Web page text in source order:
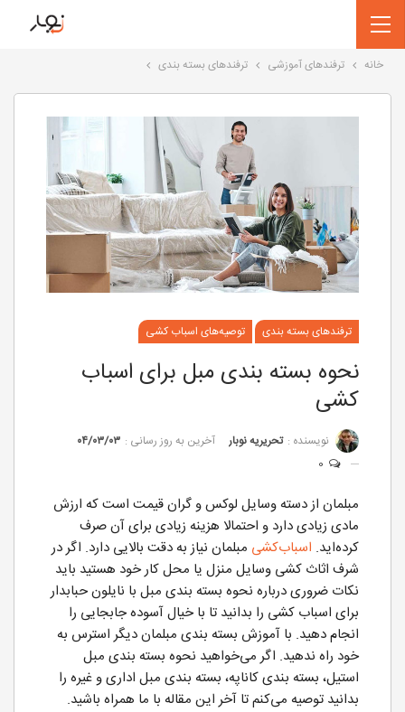
خانه ترفندهای آموزشی ترفندهای بسته بندی
ترفندهای بسته بندی توصیه‌های اسباب کشی
نحوه بسته بندی مبل برای اسباب
کشی
نویسنده : تحریریه نوبار آخرین به روز رسانی : ۰۴/۰۳/۰۳
مبلمان از دسته وسایل لوکس و گران قیمت است که ارزش
مادی زیادی دارد و احتمالا هزینه زیادی برای آن صرف
کرده‌اید. اسباب‌کشی مبلمان نیاز به دقت بالایی دارد. اگر در
شرف اثاث کشی وسایل منزل یا محل کار خود هستید باید
نکات ضروری درباره نحوه بسته بندی مبل با نایلون حبابدار
برای اسباب کشی را بدانید تا با خیال آسوده جابجایی را
انجام دهید. با آموزش بسته بندی مبلمان دیگر استرس به
خود راه ندهید. اگر می‌خواهید نحوه بسته بندی مبل
استیل، بسته بندی کاناپه، بسته بندی مبل اداری و غیره را
بدانید توصیه می‌کنم تا آخر این مقاله با ما همراه باشید.